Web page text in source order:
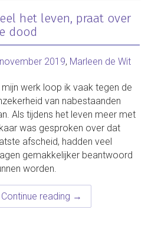
het leven, praat over
dood
2019, Marleen de Wit
mijn werk loop ik vaak tegen de
van nabestaanden
Als tijdens het leven meer met
was gesproken over dat
afscheid, hadden veel
gemakkelijker beantwoord
worden.
Continue reading “Deel
het
→